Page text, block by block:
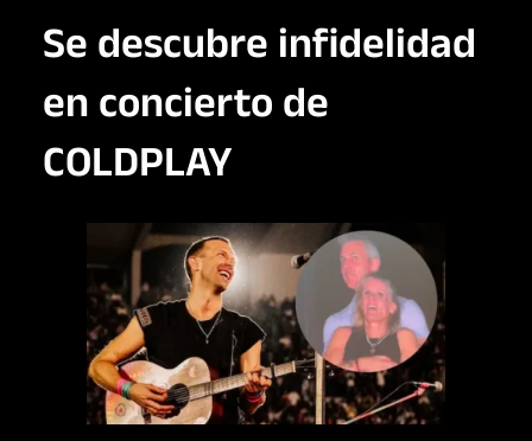
Se descubre infidelidad
en concierto de
COLDPLAY